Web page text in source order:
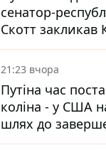
сенатор-
Скотт закликав
притягнути РФ
Україні
21:23 вчора
Путіна час
коліна - у США
шлях до
National